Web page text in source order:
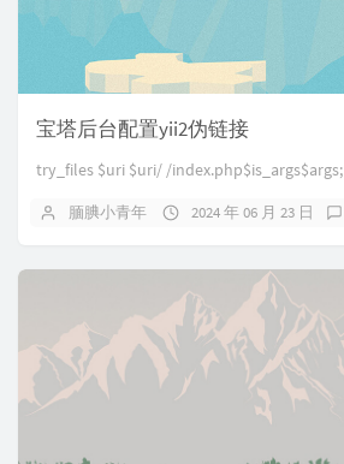
宝塔后台配置yii2伪链接
try_files $uri $uri/ /index.php$is_args$args;
腼腆小青年 2024 年 06 月 23 日